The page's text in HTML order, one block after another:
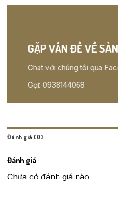
GẶP VẤN ĐỀ VỀ
Chat với chúng tôi qua
Gọi: 0938144068
Đánh giá (0)
Đánh giá
Chưa có đánh giá nào.